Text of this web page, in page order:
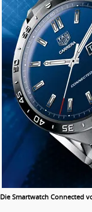
Die Smartwatch Connected